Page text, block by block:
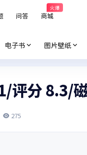
问答 商城
火爆
电子书 图片壁纸
评分 8.3/
275